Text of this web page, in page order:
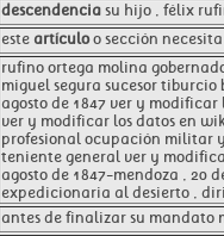
descendencia su hijo , félix
este artículoo sección
rufino ortega molina
miguel segura sucesor
agosto de 1847 ver y
ver y modificar los datos en
profesional ocupación militar
teniente general ver y
agosto de 1847-mendoza , 20
expedicionaria al desierto ,
antes de finalizar su mandato